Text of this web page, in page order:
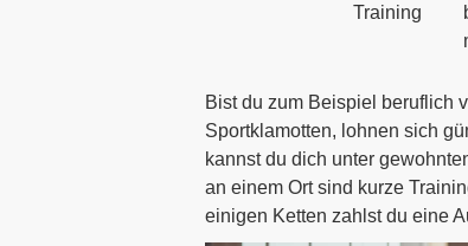
Training
Bist du zum Beispiel beruflich
Sportklamotten, lohnen sich
kannst du dich unter
an einem Ort sind kurze
einigen Ketten zahlst du eine